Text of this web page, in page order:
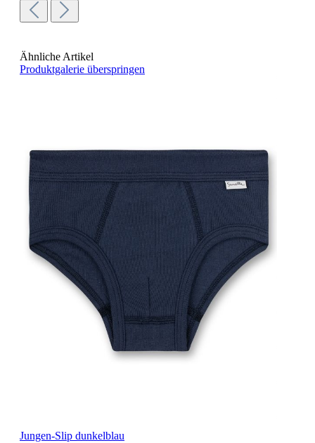
Ähnliche Artikel
Produktgalerie überspringen
Jungen-Slip dunkelblau